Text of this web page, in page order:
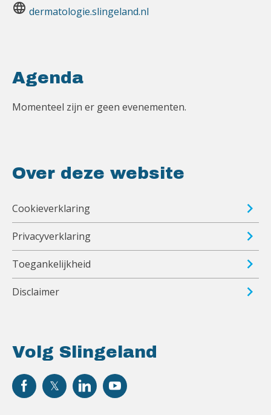
language dermatologie.slingeland.nl
Volg Slingeland
Agenda
Momenteel zijn er geen evenementen.
Over deze website
Cookieverklaring
Privacyverklaring
Toegankelijkheid
Disclaimer